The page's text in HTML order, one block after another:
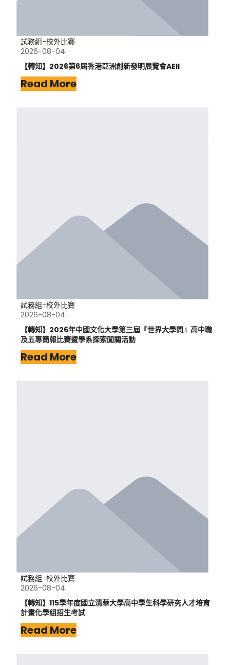
試務組-校外比賽
2026-08-04
【轉知】2026第6屆香港亞洲創新發明展覽會AEII
Read More
試務組-校外比賽
2026-08-04
【轉知】2026年中國文化大學第三屆『世界大學問』高中職
及五專簡報比賽暨學系探索闖關活動
Read More
試務組-校外比賽
2026-08-04
【轉知】115學年度國立清華大學高中學生科學研究人才培育
計畫化學組招生考試
Read More